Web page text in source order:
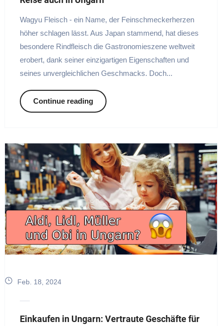
Wagyu Fleisch - ein Name, der Feinschmeckerherzen
höher schlagen lässt. Aus Japan stammend, hat dieses
besondere Rindfleisch die Gastronomieszene weltweit
erobert, dank seiner einzigartigen Eigenschaften und
seines unvergleichlichen Geschmacks. Doch...
Continue reading
Feb. 18, 2024
Einkaufen in Ungarn: Vertraute Geschäfte für